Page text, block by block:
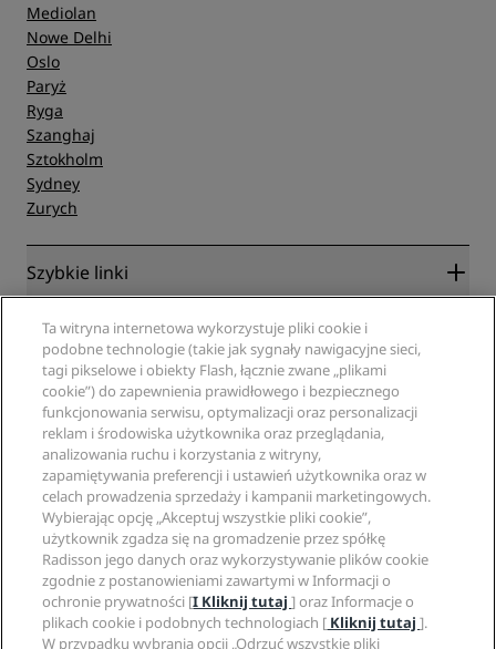
Mediolan
Nowe Delhi
Oslo
Paryż
Ryga
Szanghaj
Sztokholm
Sydney
Zurych
Szybkie linki
Radisson Rewards
Gwarancja najlepszej ceny online
Blog
Cele podróży
Nowe i zapowiadane hotele
Aplikacja Radisson Hotels
Hotele z certyfikatem Sports Approved
Hotele przyjazne dla rodzin
Zdrowie i bezpieczeństwo
Specjaliści ds. podróży
Partnerzy
Agencje turystyczne
Witryna korporacyjna
Radisson Hotel Group
Media
Kariery w RHG
Kariery w PPHE
Kariera EHL
The Club by RHG
Współpraca
Odpowiedzialny biznes
Zaopatrzenie
Informacje prawne
Centrum prywatności
Informacje prawne
Regulamin Radisson Rewards
Umowa dotycząca korzystania z witryny
Dostępność cyfrowa
Oświadczenie dotyczące współczesnego niewolnictwa
Pomoc
Ostrzeżenia dla klientów
Kontakt
Najczęściej zadawane pytania
Mapa witryny
Media społecznościowe
Marki Radisson Hotels
Ta witryna internetowa wykorzystuje pliki cookie i
podobne technologie (takie jak sygnały nawigacyjne sieci,
tagi pikselowe i obiekty Flash, łącznie zwane „plikami
cookie”) do zapewnienia prawidłowego i bezpiecznego
funkcjonowania serwisu, optymalizacji oraz personalizacji
reklam i środowiska użytkownika oraz przeglądania,
analizowania ruchu i korzystania z witryny,
zapamiętywania preferencji i ustawień użytkownika oraz w
celach prowadzenia sprzedaży i kampanii marketingowych.
Wybierając opcję „Akceptuj wszystkie pliki cookie”,
użytkownik zgadza się na gromadzenie przez spółkę
Radisson jego danych oraz wykorzystywanie plików cookie
zgodnie z postanowieniami zawartymi w Informacji o
ochronie prywatności [I Kliknij tutaj] oraz Informacje o
plikach cookie i podobnych technologiach [ Kliknij tutaj].
W przypadku wybrania opcji „Odrzuć wszystkie pliki